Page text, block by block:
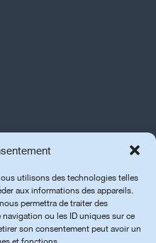
utilisons des technologies telles
aux informations des appareils.
permettra de traiter des
ou les ID uniques sur ce
son consentement peut avoir un